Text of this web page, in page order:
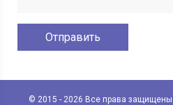
© 2015 - 2026 Все права